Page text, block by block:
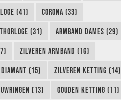
(41) CORONA (33)
(31) ARMBAND DAMES (29)
ZILVEREN ARMBAND (16)
DIAMANT (15) ZILVEREN KETTING (14)
(13) GOUDEN KETTING (11)